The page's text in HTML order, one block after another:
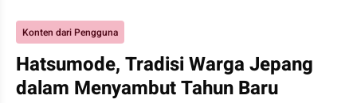
Konten dari Pengguna
Hatsumode, Tradisi Warga Jepang
dalam Menyambut Tahun Baru